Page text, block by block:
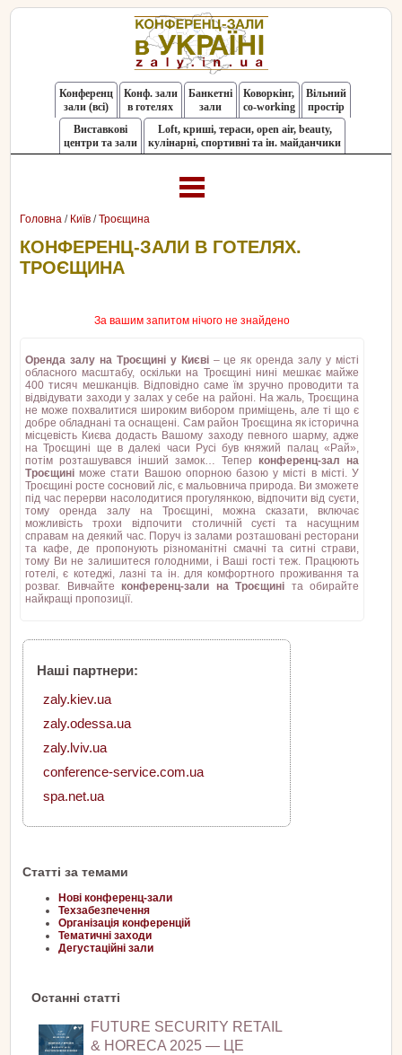
Конференц
зали (всі)
Конф. зали
в готелях
Банкетні
зали
Коворкінг,
co-working
Вільний
простір
Виставкові
центри та зали
Loft, криші, тераси, оpen air, beauty,
кулінарні, спортивні та ін. майданчики
Головна / Київ /Троєщина
КОНФЕРЕНЦ-ЗАЛИ В ГОТЕЛЯХ.
ТРОЄЩИНА
За вашим запитом нічого не знайдено
Оренда залу на Троєщині у Києві– це як оренда залу у місті
обласного масштабу, оскільки на Троєщині нині мешкає майже
400 тисяч мешканців. Відповідно саме їм зручно проводити та
відвідувати заходи у залах у себе на районі. На жаль, Троєщина
не може похвалитися широким вибором приміщень, але ті що є
добре обладнані та оснащені. Сам район Троєщина як історична
місцевість Києва додасть Вашому заходу певного шарму, адже
на Троєщині ще в далекі часи Русі був княжий палац «Рай»,
потім розташувався інший замок… Тепер конференц-зал на
Троєщині може стати Вашою опорною базою у місті в місті. У
Троєщині росте сосновий ліс, є мальовнича природа. Ви зможете
під час перерви насолодитися прогулянкою, відпочити від суєти,
тому оренда залу на Троєщині, можна сказати, включає
можливість трохи відпочити столичній суєті та насущним
справам на деякий час. Поруч із залами розташовані ресторани
та кафе, де пропонують різноманітні смачні та ситні страви,
тому Ви не залишитеся голодними, і Ваші гості теж. Працюють
готелі, є котеджі, лазні та ін. для комфортного проживання та
розваг. Вивчайте конференц-зали на Троєщині та обирайте
найкращі пропозиції.
Наші партнери:
zaly.kiev.ua
zaly.odessa.ua
zaly.lviv.ua
conference-service.com.ua
spa.net.ua
Статті за темами
Нові конференц-зали
Техзабезпечення
Організація конференцій
Тематичні заходи
Дегустаційні зали
Останні статті
FUTURE SECURITY RETAIL
& HORECA 2025 — ЦЕ